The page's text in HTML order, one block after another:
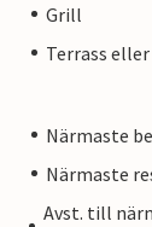
Grill
Terrass
Närmaste
Närmaste
Avst. till